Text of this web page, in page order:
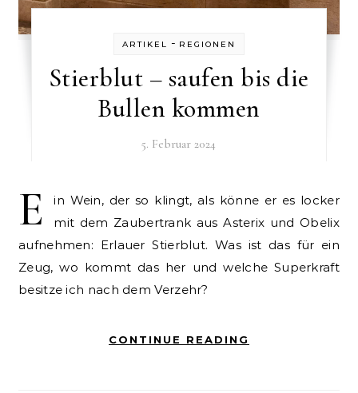
ARTIKEL - REGIONEN
Stierblut – saufen bis die
Bullen kommen
5. Februar 2024
E
in Wein, der so klingt, als könne er es locker
mit dem Zaubertrank aus Asterix und Obelix
aufnehmen: Erlauer Stierblut. Was ist das für ein
Zeug, wo kommt das her und welche Superkraft
besitze ich nach dem Verzehr?
CONTINUE READING